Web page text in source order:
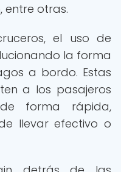
entre otras.
el uso de
la forma
a bordo. Estas
a los pasajeros
forma rápida,
llevar efectivo o